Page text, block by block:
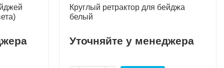
Круглый ретрактор для бейджа
белый
Уточняйте у менеджера